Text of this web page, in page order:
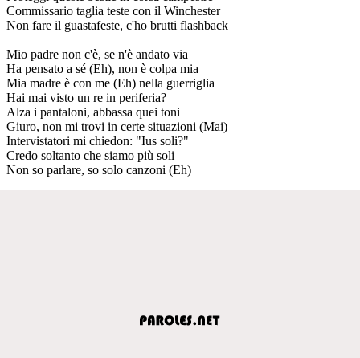
Commissario taglia teste con il Winchester
Non fare il guastafeste, c'ho brutti flashback
Mio padre non c'è, se n'è andato via
Ha pensato a sé (Eh), non è colpa mia
Mia madre è con me (Eh) nella guerriglia
Hai mai visto un re in periferia?
Alza i pantaloni, abbassa quei toni
Giuro, non mi trovi in certe situazioni (Mai)
Intervistatori mi chiedon: "Ius soli?"
Credo soltanto che siamo più soli
Non so parlare, so solo canzoni (Eh)